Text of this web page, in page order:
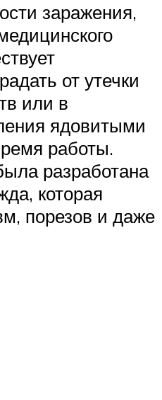
заражения,
от утечки
или в
ядовитыми
работы.
разработана
которая
порезов и даже